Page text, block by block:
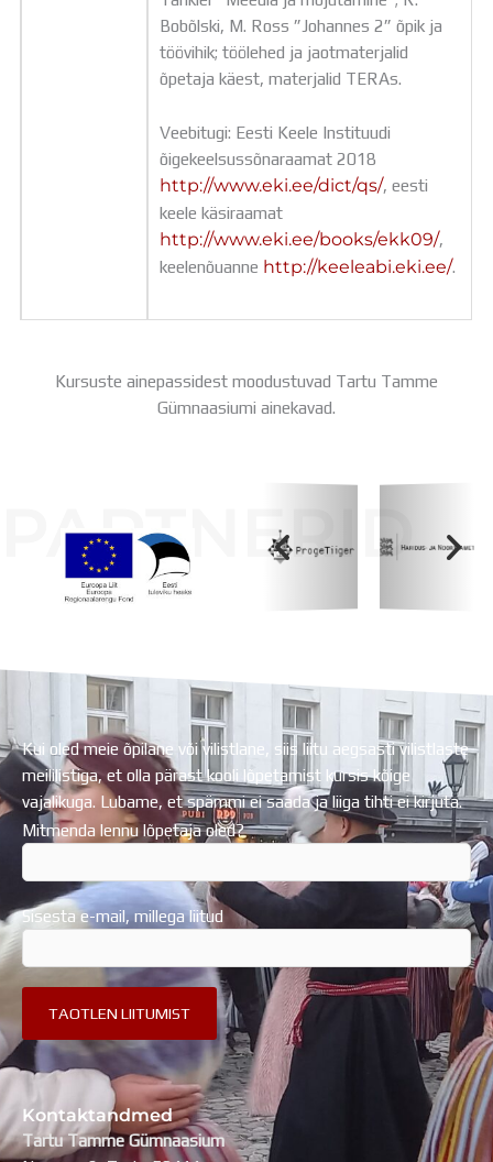
Bobõlski, M. Ross ”Johannes 2” õpik ja
töövihik; töölehed ja jaotmaterjalid
õpetaja käest, materjalid TERAs.
Veebitugi: Eesti Keele Instituudi
õigekeelsussõnaraamat 2018
http://www.eki.ee/dict/qs/, eesti
keele käsiraamat
http://www.eki.ee/books/ekk09/,
keelenõuanne http://keeleabi.eki.ee/.
Kursuste ainepassidest moodustuvad Tartu Tamme
Gümnaasiumi ainekavad.
PARTNERID
Kui oled meie õpilane või vilistlane, siis liitu aegsasti vilistlaste
meililistiga, et olla pärast kooli lõpetamist kursis kõige
vajalikuga. Lubame, et spämmi ei saada ja liiga tihti ei kirjuta.
Mitmenda lennu lõpetaja oled?
Sisesta e-mail, millega liitud
Kontaktandmed
Tartu Tamme Gümnaasium